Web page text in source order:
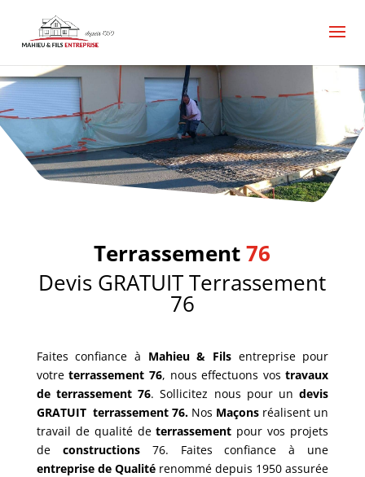
Terrassement76
Devis GRATUIT Terrassement
76
Faites confiance à Mahieu & Filsentreprise pour
votreterrassement 76, nous effectuons vostravaux
de terrassement 76. Sollicitez nous pour undevis
GRATUIT terrassement 76. Nos Maçons réalisent un
travail de qualité deterrassement pour vos projets
de constructions76.
Faites confiance à une
entreprise de Qualitérenommé depuis 1950 assurée